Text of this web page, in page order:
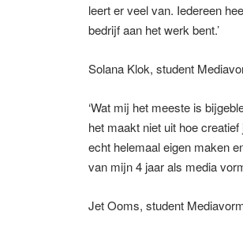
leert er veel van. Iedereen
bedrijf aan het werk bent.’
Solana Klok, student
‘Wat mij het meeste is
het maakt niet uit hoe
echt helemaal eigen maken
van mijn 4 jaar als media
Jet Ooms, student